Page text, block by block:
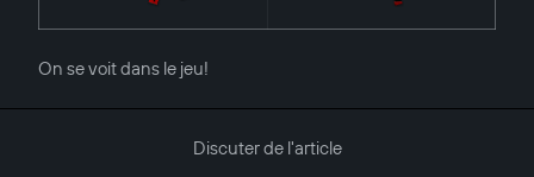
On se voit dans le jeu!
Discuter de l'article